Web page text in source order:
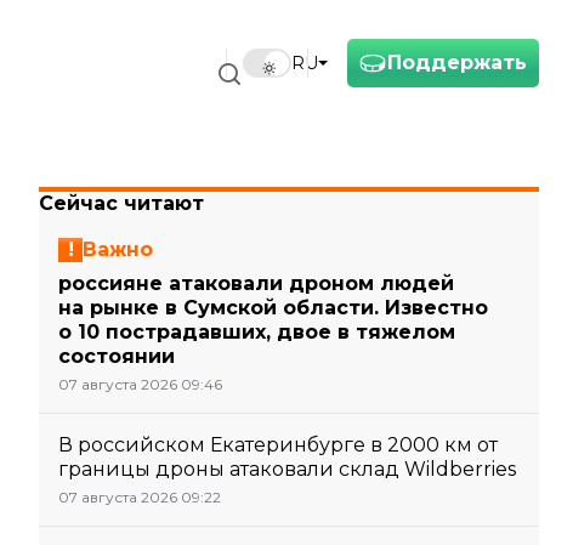
Поддержать
RU
Сейчас читают
Важно
россияне атаковали дроном людей
на рынке в Сумской области. Известно
о 10 пострадавших, двое в тяжелом
состоянии
07 августа 2026 09:46
В российском Екатеринбурге в 2000 км от
границы дроны атаковали склад Wildberries
07 августа 2026 09:22